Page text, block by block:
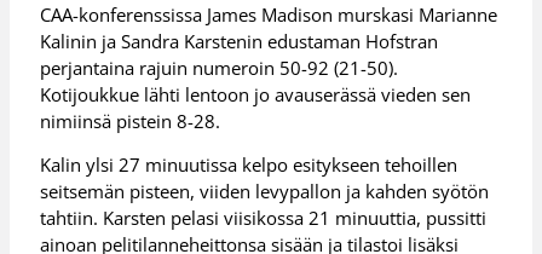
CAA-konferenssissa James Madison murskasi Marianne
Kalinin ja Sandra Karstenin edustaman Hofstran
perjantaina rajuin numeroin 50-92 (21-50).
Kotijoukkue lähti lentoon jo avauserässä vieden sen
nimiinsä pistein 8-28.
Kalin ylsi 27 minuutissa kelpo esitykseen tehoillen
seitsemän pisteen, viiden levypallon ja kahden syötön
tahtiin. Karsten pelasi viisikossa 21 minuuttia, pussitti
ainoan pelitilanneheittonsa sisään ja tilastoi lisäksi